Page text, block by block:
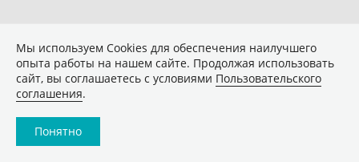
Мы используем Сookies для обеспечения наилучшего
опыта работы на нашем сайте. Продолжая использовать
сайт, вы соглашаетесь с условиями Пользовательского
соглашения.
Понятно